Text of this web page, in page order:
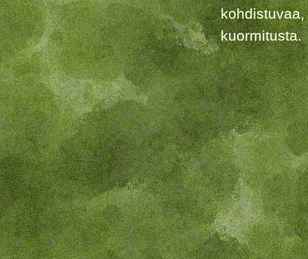
kuormitusta.